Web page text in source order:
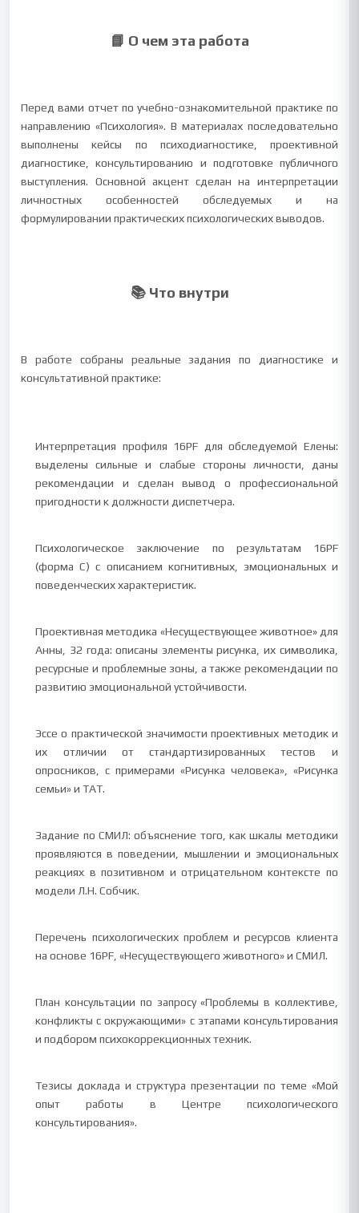
📘 О чем эта работа
Перед вами отчет по учебно-ознакомительной практике по
направлению «Психология». В материалах последовательно
выполнены кейсы по психодиагностике, проективной
диагностике, консультированию и подготовке публичного
выступления. Основной акцент сделан на интерпретации
личностных особенностей обследуемых и на
формулировании практических психологических выводов.
📚 Что внутри
В работе собраны реальные задания по диагностике и
консультативной практике:
Интерпретация профиля 16PF для обследуемой Елены:
выделены сильные и слабые стороны личности, даны
рекомендации и сделан вывод о профессиональной
пригодности к должности диспетчера.
Психологическое заключение по результатам 16PF
(форма C) с описанием когнитивных, эмоциональных и
поведенческих характеристик.
Проективная методика «Несуществующее животное» для
Анны, 32 года: описаны элементы рисунка, их символика,
ресурсные и проблемные зоны, а также рекомендации по
развитию эмоциональной устойчивости.
Эссе о практической значимости проективных методик и
их отличии от стандартизированных тестов и
опросников, с примерами «Рисунка человека», «Рисунка
семьи» и TAT.
Задание по СМИЛ: объяснение того, как шкалы методики
проявляются в поведении, мышлении и эмоциональных
реакциях в позитивном и отрицательном контексте по
модели Л.Н. Собчик.
Перечень психологических проблем и ресурсов клиента
на основе 16PF, «Несуществующего животного» и СМИЛ.
План консультации по запросу «Проблемы в коллективе,
конфликты с окружающими» с этапами консультирования
и подбором психокоррекционных техник.
Тезисы доклада и структура презентации по теме «Мой
опыт работы в Центре психологического
консультирования».